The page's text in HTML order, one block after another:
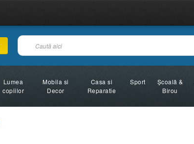
Lumea
copiilor
Mobila si
Decor
Casa si
Reparatie
Sport
Şcoală &
Birou